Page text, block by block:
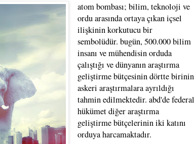
atom bombası; bilim, teknoloji ve
ordu arasında ortaya çıkan içsel
ilişkinin korkutucu bir
sembolüdür. bugün, 500.000 bilim
insanı ve mühendisin orduda
çalıştığı ve dünyanın araştırma
geliştirme bütçesinin dörtte birinin
askeri araştırmalara ayrıldığı
tahmin edilmektedir. abd'de federal
hükümet diğer araştırma
geliştirme bütçelerinin iki katını
orduya harcamaktadır.